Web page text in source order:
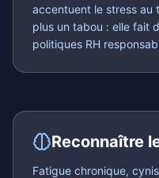
accentuent le stress au
plus un tabou : elle fait
politiques RH
Reconnaître
Fatigue chronique,